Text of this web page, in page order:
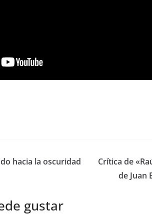
hacia la oscuridad
Crítica de
de Juan
gustar